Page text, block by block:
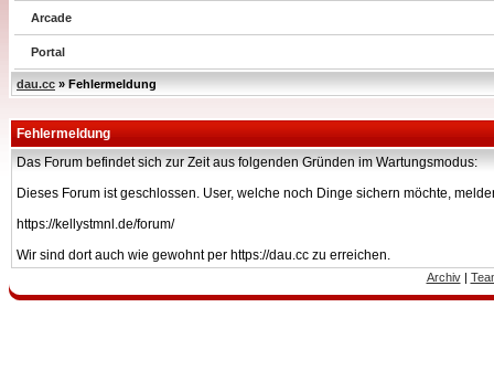
Arcade
Portal
dau.cc » Fehlermeldung
Fehlermeldung
Das Forum befindet sich zur Zeit aus folgenden Gründen im Wartungsmodus:
Dieses Forum ist geschlossen. User, welche noch Dinge sichern möchte,
https://kellystmnl.de/forum/
Wir sind dort auch wie gewohnt per https://dau.cc zu erreichen.
Archiv|